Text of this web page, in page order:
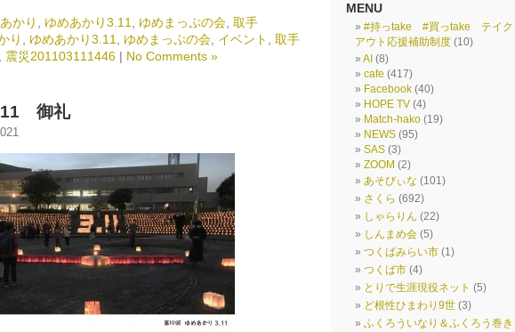
かり ゆめあかり3.11 ゆめまっぷの会 取手
り
ゆめあかり3.11 ゆめまっぷの会, イベント
取手
震災201103111446| No Comments »
御礼
MENU
#持っtake #買っtake テイク
アウト応援補助制度 (10)
AI (8)
cafe (417)
Facebook (40)
HOPE TV (4)
Match-hako (19)
NEWS (95)
SAS (3)
ZOOM (2)
あそびぃな (101)
さくら (692)
しゃらりん (22)
しんまめ会 (5)
つくばみらい市 (1)
つくば市 (4)
とりで生涯現役ネット (5)
ど根性ひまわり9世 (3)
ふくろういなり＆ふくろう巻き